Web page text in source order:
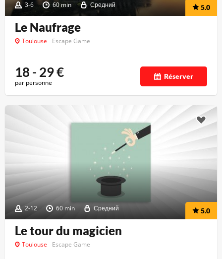
3-6 60 min Средний 5.0
Le Naufrage
Toulouse Escape Game
18 - 29€
par personne
Réserver
2-12 60 min Средний 5.0
Le tour du magicien
Toulouse Escape Game